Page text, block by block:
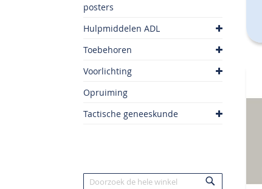
posters
Hulpmiddelen ADL
Toebehoren
Voorlichting
Opruiming
Tactische geneeskunde
Zoek